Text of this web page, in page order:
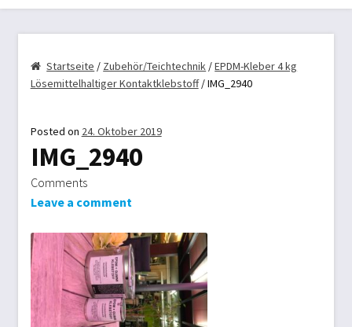
Startseite
Teichbau
AGB
Biogasdächer
Gartenmöbel
Impressum
Startseite / Zubehör/Teichtechnik /EPDM-Kleber 4 kg
Lösemittelhaltiger Kontaktklebstoff/ IMG_2940
Posted on 24. Oktober 2019
IMG_2940
Comments
Leave a comment